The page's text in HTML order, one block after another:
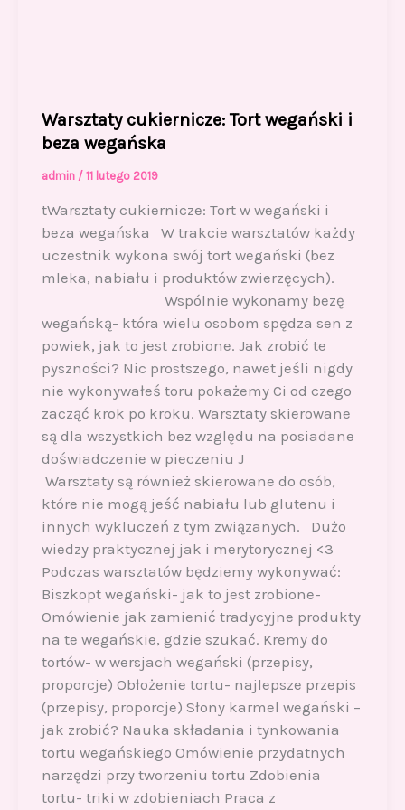
Warsztaty cukiernicze: Tort wegański i
beza wegańska
admin / 11 lutego 2019
tWarsztaty cukiernicze: Tort w wegański i
beza wegańska W trakcie warsztatów każdy
uczestnik wykona swój tort wegański (bez
mleka, nabiału i produktów zwierzęcych).
Wspólnie wykonamy bezę
wegańską- która wielu osobom spędza sen z
powiek, jak to jest zrobione. Jak zrobić te
pyszności? Nic prostszego, nawet jeśli nigdy
nie wykonywałeś toru pokażemy Ci od czego
zacząć krok po kroku. Warsztaty skierowane
są dla wszystkich bez względu na posiadane
doświadczenie w pieczeniu J
Warsztaty są również skierowane do osób,
które nie mogą jeść nabiału lub glutenu i
innych wykluczeń z tym związanych. Dużo
wiedzy praktycznej jak i merytorycznej <3
Podczas warsztatów będziemy wykonywać:
Biszkopt wegański- jak to jest zrobione-
Omówienie jak zamienić tradycyjne produkty
na te wegańskie, gdzie szukać. Kremy do
tortów- w wersjach wegański (przepisy,
proporcje) Obłożenie tortu- najlepsze przepis
(przepisy, proporcje) Słony karmel wegański –
jak zrobić? Nauka składania i tynkowania
tortu wegańskiego Omówienie przydatnych
narzędzi przy tworzeniu tortu Zdobienia
tortu- triki w zdobieniach Praca z